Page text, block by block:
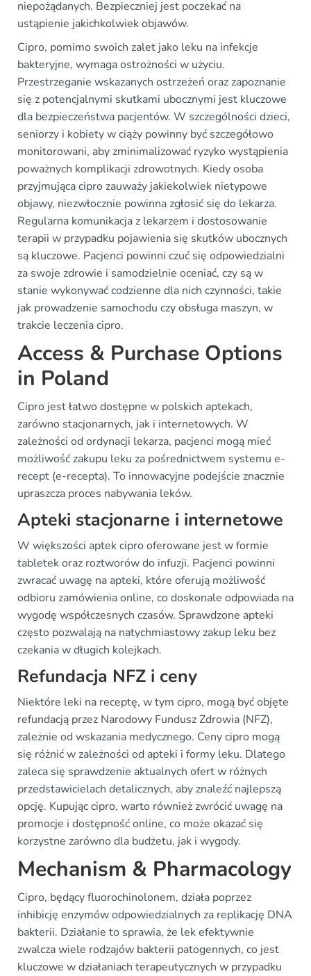
niepożądanych. Bezpieczniej jest poczekać na
ustąpienie jakichkolwiek objawów.
Cipro, pomimo swoich zalet jako leku na infekcje
bakteryjne, wymaga ostrożności w użyciu.
Przestrzeganie wskazanych ostrzeżeń oraz zapoznanie
się z potencjalnymi skutkami ubocznymi jest kluczowe
dla bezpieczeństwa pacjentów. W szczególności dzieci,
seniorzy i kobiety w ciąży powinny być szczegółowo
monitorowani, aby zminimalizować ryzyko wystąpienia
poważnych komplikacji zdrowotnych. Kiedy osoba
przyjmująca cipro zauważy jakiekolwiek nietypowe
objawy, niezwłocznie powinna zgłosić się do lekarza.
Regularna komunikacja z lekarzem i dostosowanie
terapii w przypadku pojawienia się skutków ubocznych
są kluczowe. Pacjenci powinni czuć się odpowiedzialni
za swoje zdrowie i samodzielnie oceniać, czy są w
stanie wykonywać codzienne dla nich czynności, takie
jak prowadzenie samochodu czy obsługa maszyn, w
trakcie leczenia cipro.
Access & Purchase Options
in Poland
Cipro jest łatwo dostępne w polskich aptekach,
zarówno stacjonarnych, jak i internetowych. W
zależności od ordynacji lekarza, pacjenci mogą mieć
możliwość zakupu leku za pośrednictwem systemu e-
recept (e-recepta). To innowacyjne podejście znacznie
upraszcza proces nabywania leków.
Apteki stacjonarne i internetowe
W większości aptek cipro oferowane jest w formie
tabletek oraz roztworów do infuzji. Pacjenci powinni
zwracać uwagę na apteki, które oferują możliwość
odbioru zamówienia online, co doskonale odpowiada na
wygodę współczesnych czasów. Sprawdzone apteki
często pozwalają na natychmiastowy zakup leku bez
czekania w długich kolejkach.
Refundacja NFZ i ceny
Niektóre leki na receptę, w tym cipro, mogą być objęte
refundacją przez Narodowy Fundusz Zdrowia (NFZ),
zależnie od wskazania medycznego. Ceny cipro mogą
się różnić w zależności od apteki i formy leku. Dlatego
zaleca się sprawdzenie aktualnych ofert w różnych
przedstawicielach detalicznych, aby znaleźć najlepszą
opcję. Kupując cipro, warto również zwrócić uwagę na
promocje i dostępność online, co może okazać się
korzystne zarówno dla budżetu, jak i wygody.
Mechanism & Pharmacology
Cipro, będący fluorochinolonem, działa poprzez
inhibicję enzymów odpowiedzialnych za replikację DNA
bakterii. Działanie to sprawia, że lek efektywnie
zwalcza wiele rodzajów bakterii patogennych, co jest
kluczowe w działaniach terapeutycznych w przypadku